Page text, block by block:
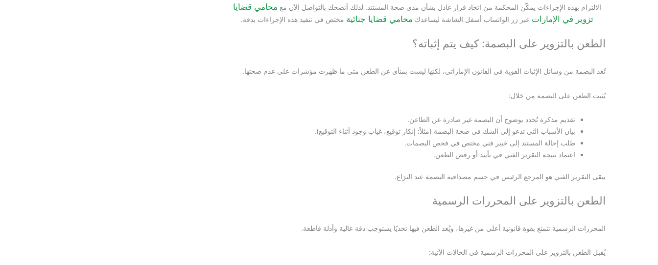
الالتزام بهذه الإجراءات يمكّن المحكمة من اتخاذ قرار عادل بشأن مدى صحة المستند. لذلك أنصحك بالتواصل الآن مع محامي قضايا
تزوير في الإمارات عبر زر الواتساب أسفل الشاشة ليساعدك محامي قضايا جنائية مختص في تنفيذ هذه الإجراءات بدقة.
الطعن بالتزوير على البصمة: كيف يتم إثباته؟
تُعد البصمة من وسائل الإثبات القوية في القانون الإماراتي، لكنها ليست بمنأى عن الطعن متى ما ظهرت مؤشرات على عدم صحتها.
يُثبت الطعن على البصمة من خلال:
تقديم مذكرة تُحدد بوضوح أن البصمة غير صادرة عن الطاعن.
بيان الأسباب التي تدعو إلى الشك في صحة البصمة (مثلاً: إنكار توقيع، غياب وجود أثناء التوقيع).
طلب إحالة المستند إلى خبير فني مختص في فحص البصمات.
اعتماد نتيجة التقرير الفني في تأييد أو رفض الطعن.
يبقى التقرير الفني هو المرجع الرئيس في حسم مصداقية البصمة عند النزاع.
الطعن بالتزوير على المحررات الرسمية
المحررات الرسمية تتمتع بقوة قانونية أعلى من غيرها، ويُعد الطعن فيها تحديًا يستوجب دقة عالية وأدلة قاطعة.
يُقبل الطعن بالتزوير على المحررات الرسمية في الحالات الآتية: